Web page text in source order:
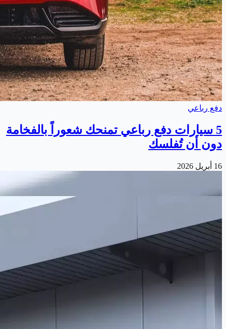
دفع رباعي
5 سيارات دفع رباعي تمنحك شعوراً بالفخامة
دون أن تُفلسك
16 أبريل 2026